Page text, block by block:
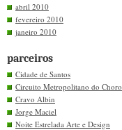
abril 2010
fevereiro 2010
janeiro 2010
parceiros
Cidade de Santos
Circuito Metropolitano do Choro
Cravo Albin
Jorge Maciel
Noite Estrelada Arte e Design